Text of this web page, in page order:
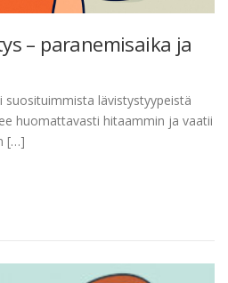
– paranemisaika ja
suosituimmista lävistystyypeistä
huomattavasti hitaammin ja vaatii
[…]